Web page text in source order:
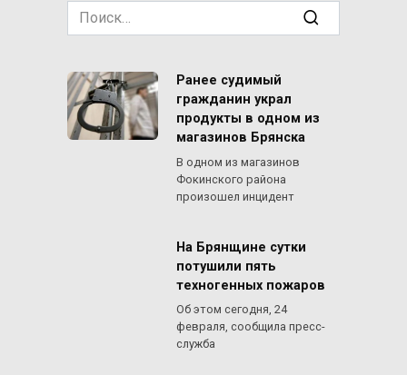
Search
for:
Ранее судимый
гражданин украл
продукты в одном из
магазинов Брянска
В одном из магазинов
Фокинского района
произошел инцидент
На Брянщине сутки
потушили пять
техногенных пожаров
Об этом сегодня, 24
февраля, сообщила пресс-
служба